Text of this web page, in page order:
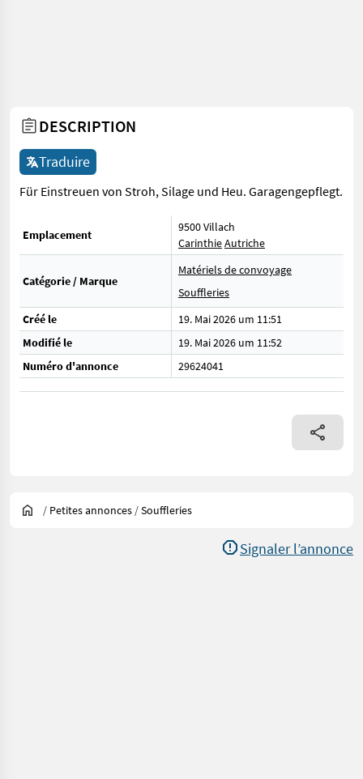
DESCRIPTION
Traduire
Für Einstreuen von Stroh, Silage und Heu. Garagengepflegt.
Emplacement
9500 Villach
CarinthieAutriche
Catégorie / Marque
Matériels de convoyage
Souffleries
Créé le
19. Mai 2026 um 11:51
Modifié le
19. Mai 2026 um 11:52
Numéro d'annonce
29624041
/ Petites annonces /Souffleries
Signaler l’annonce